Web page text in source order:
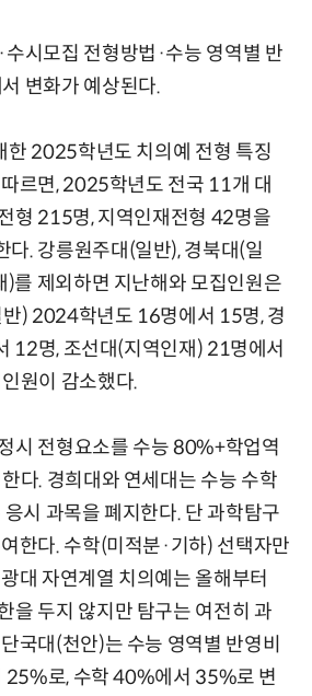
시모집 전형방법·수능 영역별 반
변화가 예상된다.
한 2025학년도 치의예 전형 특징
르면, 2025학년도 전국 11개 대
형 215명, 지역인재전형 42명을
다. 강릉원주대(일반), 경북대(일
)를 제외하면 지난해와 모집인원은
) 2024학년도 16명에서 15명, 경
12명, 조선대(지역인재) 21명에서
원이 감소했다.
시 전형요소를 수능 80%+학업역
다. 경희대와 연세대는 수능 수학
시 과목을 폐지한다. 단 과학탐구
한다. 수학(미적분·기하) 선택자만
대 자연계열 치의예는 올해부터
을 두지 않지만 탐구는 여전히 과
국대(천안)는 수능 영역별 반영비
25%로, 수학 40%에서 35%로 변